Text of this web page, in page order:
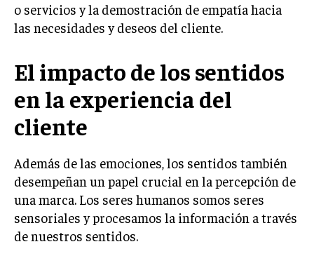
CONTABILIDAD EMPRESARIAL
ECONOMÍA EMPRESARIAL
INTERNACIONAL
NEGOCIOS INTERNACIONALES
COMERCIO INTERNACIONAL
EXPANSIÓN GLOBAL
IMPORTACIÓN Y EXPORTACIÓN
ALIANZAS ESTRATÉGICAS
TECNOLOGIA
SOSTENIBILIDAD Y MEDIO AMBIENTE
o servicios y la demostración de empatía hacia
las necesidades y deseos del cliente.
El impacto de los sentidos
en la experiencia del
cliente
Además de las emociones, los sentidos también
desempeñan un papel crucial en la percepción de
una marca. Los seres humanos somos seres
sensoriales y procesamos la información a través
de nuestros sentidos.